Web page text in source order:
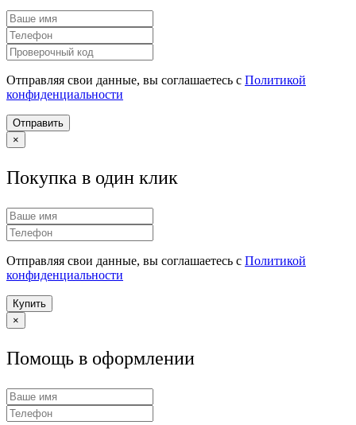
Отправляя свои данные, вы соглашаетесь с Политикой
конфиденциальности
Отправить
×
Покупка в один клик
Отправляя свои данные, вы соглашаетесь с Политикой
конфиденциальности
Купить
×
Помощь в оформлении